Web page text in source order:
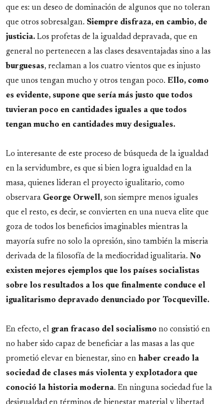
que es: un deseo de dominación de algunos que no toleran
que otros sobresalgan. Siempre disfraza, en cambio, de
justicia. Los profetas de la igualdad depravada, que en
general no pertenecen a las clases desaventajadas sino a las
burguesas, reclaman a los cuatro vientos que es injusto
que unos tengan mucho y otros tengan poco. Ello, como
es evidente, supone que sería más justo que todos
tuvieran poco en cantidades iguales a que todos
tengan mucho en cantidades muy desiguales.
Lo interesante de este proceso de búsqueda de la igualdad
en la servidumbre, es que si bien logra igualdad en la
masa, quienes lideran el proyecto igualitario, como
observara George Orwell, son siempre menos iguales
que el resto, es decir, se convierten en una nueva elite que
goza de todos los beneficios imaginables mientras la
mayoría sufre no solo la opresión, sino también la miseria
derivada de la filosofía de la mediocridad igualitaria. No
existen mejores ejemplos que los países socialistas
sobre los resultados a los que finalmente conduce el
igualitarismo depravado denunciado por Tocqueville.
En efecto, el gran fracaso del socialismo no consistió en
no haber sido capaz de beneficiar a las masas a las que
prometió elevar en bienestar, sino en haber creado la
sociedad de clases más violenta y explotadora que
conoció la historia moderna. En ninguna sociedad fue la